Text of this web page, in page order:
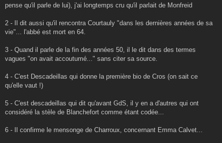
pense qu'il parle de lui), j'ai longtemps cru qu'il parlait de Monfreid
2 - Il dit aussi qu'il rencontra Courtauly "dans les dernières années de sa
vie"... l'abbé est mort en 64.
3 - Quand il parle de la fin des années 50, il le dit dans des termes
vagues "on avait accoutumé..." sans citer sa source.
4 - C'est Descadeillas qui donne la première bio de Cros (on sait ce
qu'elle vaut !)
5 - C'est descadeillas qui dit qu'avant GdS, il y en a d'autres qui ont
considéré la stèle de Blanchefort comme étant codée...
6 - Il confirme le mensonge de Charroux, concernant Emma Calvet...